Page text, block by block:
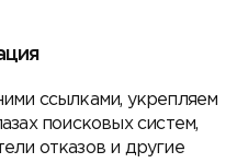
ссылками, укрепляем
поисковых систем,
отказов и другие